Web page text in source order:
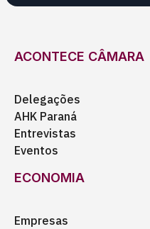
ACONTECE CÂMARA
Delegações
AHK Paraná
Entrevistas
Eventos
ECONOMIA
Empresas